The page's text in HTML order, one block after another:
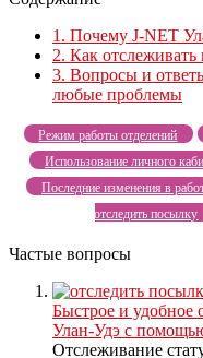
1. Почему J-NET
2. Как
3. Вопросы и
любые проблемы
Режим работы отделений
Использование личного
Последние изменения в
отследить посылку
Частые вопросы
Быстрое и удобное
Улан-Удэ с
Отслеживание